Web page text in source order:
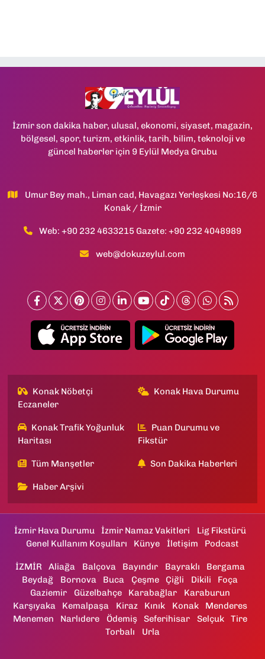
İzmir son dakika haber, ulusal, ekonomi, siyaset, magazin,
bölgesel, spor, turizm, etkinlik, tarih, bilim, teknoloji ve
güncel haberler için 9 Eylül Medya Grubu
Umur Bey mah., Liman cad, Havagazı Yerleşkesi No:16/6
Konak / İzmir
Web: +90 232 4633215 Gazete: +90 232 4048989
web@dokuzeylul.com
Konak Nöbetçi
Eczaneler
Konak Hava Durumu
Konak Trafik Yoğunluk
Haritası
Puan Durumu ve
Fikstür
Tüm Manşetler Son Dakika Haberleri
Haber Arşivi
İzmir Hava Durumu İzmir Namaz Vakitleri
Lig Fikstürü
Genel Kullanım Koşulları
Künye İletişim Podcast
İZMİR Aliağa Balçova Bayındır Bayraklı
Bergama
Beydağ
Bornova Buca Çeşme Çiğli Dikili
Foça
Gaziemir
Güzelbahçe Karabağlar
Karaburun
Karşıyaka
Kemalpaşa Kiraz Kınık Konak
Menderes
Menemen
Narlıdere Ödemiş Seferihisar Selçuk
Tire
Torbalı
Urla